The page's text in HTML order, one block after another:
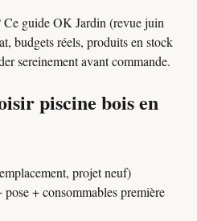
Ce guide OK Jardin (revue juin
budgets réels, produits en stock
sereinement avant commande.
piscine bois en
projet neuf)
+ consommables première